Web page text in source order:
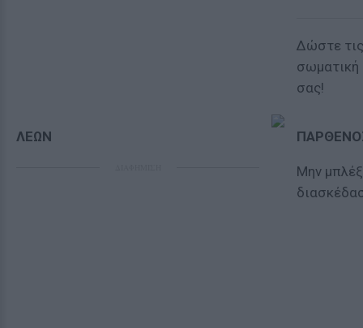
Δώστε τις
σωματική
σας!
ΛΕΩΝ
Μην